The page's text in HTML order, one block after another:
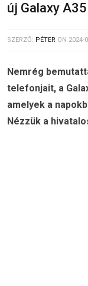
új Galaxy
SZERZŐ: PÉTER ON 2024-
Nemrég
telefonjait, a
amelyek a
Nézzük a